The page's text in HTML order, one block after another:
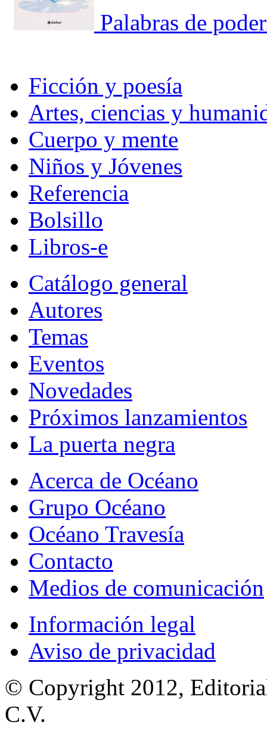
Palabras de
Ficción y poesía
Artes, ciencias y
Cuerpo y mente
Niños y Jóvenes
Referencia
Bolsillo
Libros-e
Catálogo general
Autores
Temas
Eventos
Novedades
Próximos lanzamientos
La puerta negra
Acerca de Océano
Grupo Océano
Océano Travesía
Contacto
Medios de comunicación
Información legal
Aviso de privacidad
© Copyright 2012,
C.V.